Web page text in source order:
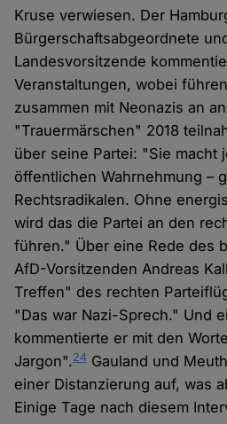
Kruse verwiesen. Der
Bürgerschaftsabgeordnete
Landesvorsitzende
Veranstaltungen, wobei
zusammen mit Neonazis an
"Trauermärschen" 2018
über seine Partei: "Sie macht
öffentlichen Wahrnehmung –
Rechtsradikalen. Ohne
wird das die Partei an den
führen." Über eine Rede des
AfD-Vorsitzenden Andreas
Treffen" des rechten
"Das war Nazi-Sprech." Und
kommentierte er mit den
Jargon".24 Gauland und
einer Distanzierung auf, was
Einige Tage nach diesem